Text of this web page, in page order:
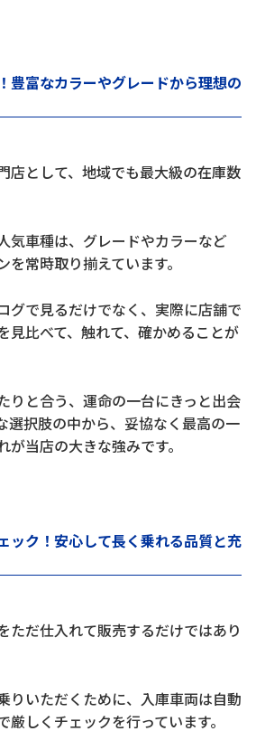
豊富なカラーやグレードから理想の
店として、地域でも最大級の在庫数
気車種は、グレードやカラーなど
常時取り揃えています。
グで見るだけでなく、実際に店舗で
見比べて、触れて、確かめることが
りと合う、運命の一台にきっと出会
選択肢の中から、妥協なく最高の一
当店の大きな強みです。
ック！安心して長く乗れる品質と充
ただ仕入れて販売するだけではあり
りいただくために、入庫車両は自動
しくチェックを行っています。